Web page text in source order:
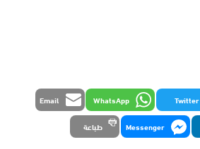
Twitter
WhatsApp
Email
Messenger طباعة